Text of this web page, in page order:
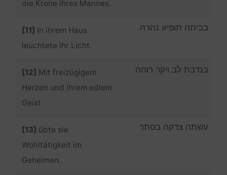
die Krone ihres Mannes.
[11] In ihrem Haus
leuchtete ihr Licht.
בביתה תופיע נהרה
[12] Mit freizügigem
Herzen und ihrem edlem
Geist
בנדבת לב ויקר רוחה
[13] übte sie
Wohltätigkeit im
Geheimen.
עשתה צדקה בסתר